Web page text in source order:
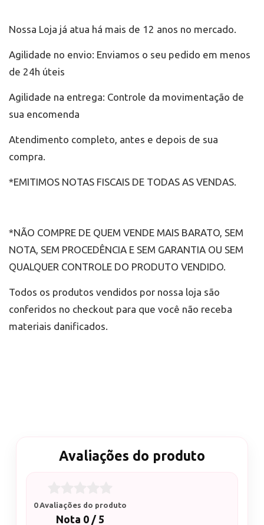
Nossa Loja já atua há mais de 12 anos no mercado.
Agilidade no envio: Enviamos o seu pedido em menos
de 24h úteis
Agilidade na entrega: Controle da movimentação de
sua encomenda
Atendimento completo, antes e depois de sua
compra.
*EMITIMOS NOTAS FISCAIS DE TODAS AS VENDAS.
*NÃO COMPRE DE QUEM VENDE MAIS BARATO, SEM
NOTA, SEM PROCEDÊNCIA E SEM GARANTIA OU SEM
QUALQUER CONTROLE DO PRODUTO VENDIDO.
Todos os produtos vendidos por nossa loja são
conferidos no checkout para que você não receba
materiais danificados.
Avaliações do produto
0 Avaliações do produto
Nota 0 / 5